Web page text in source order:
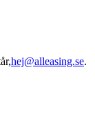
hej@alleasing.se.